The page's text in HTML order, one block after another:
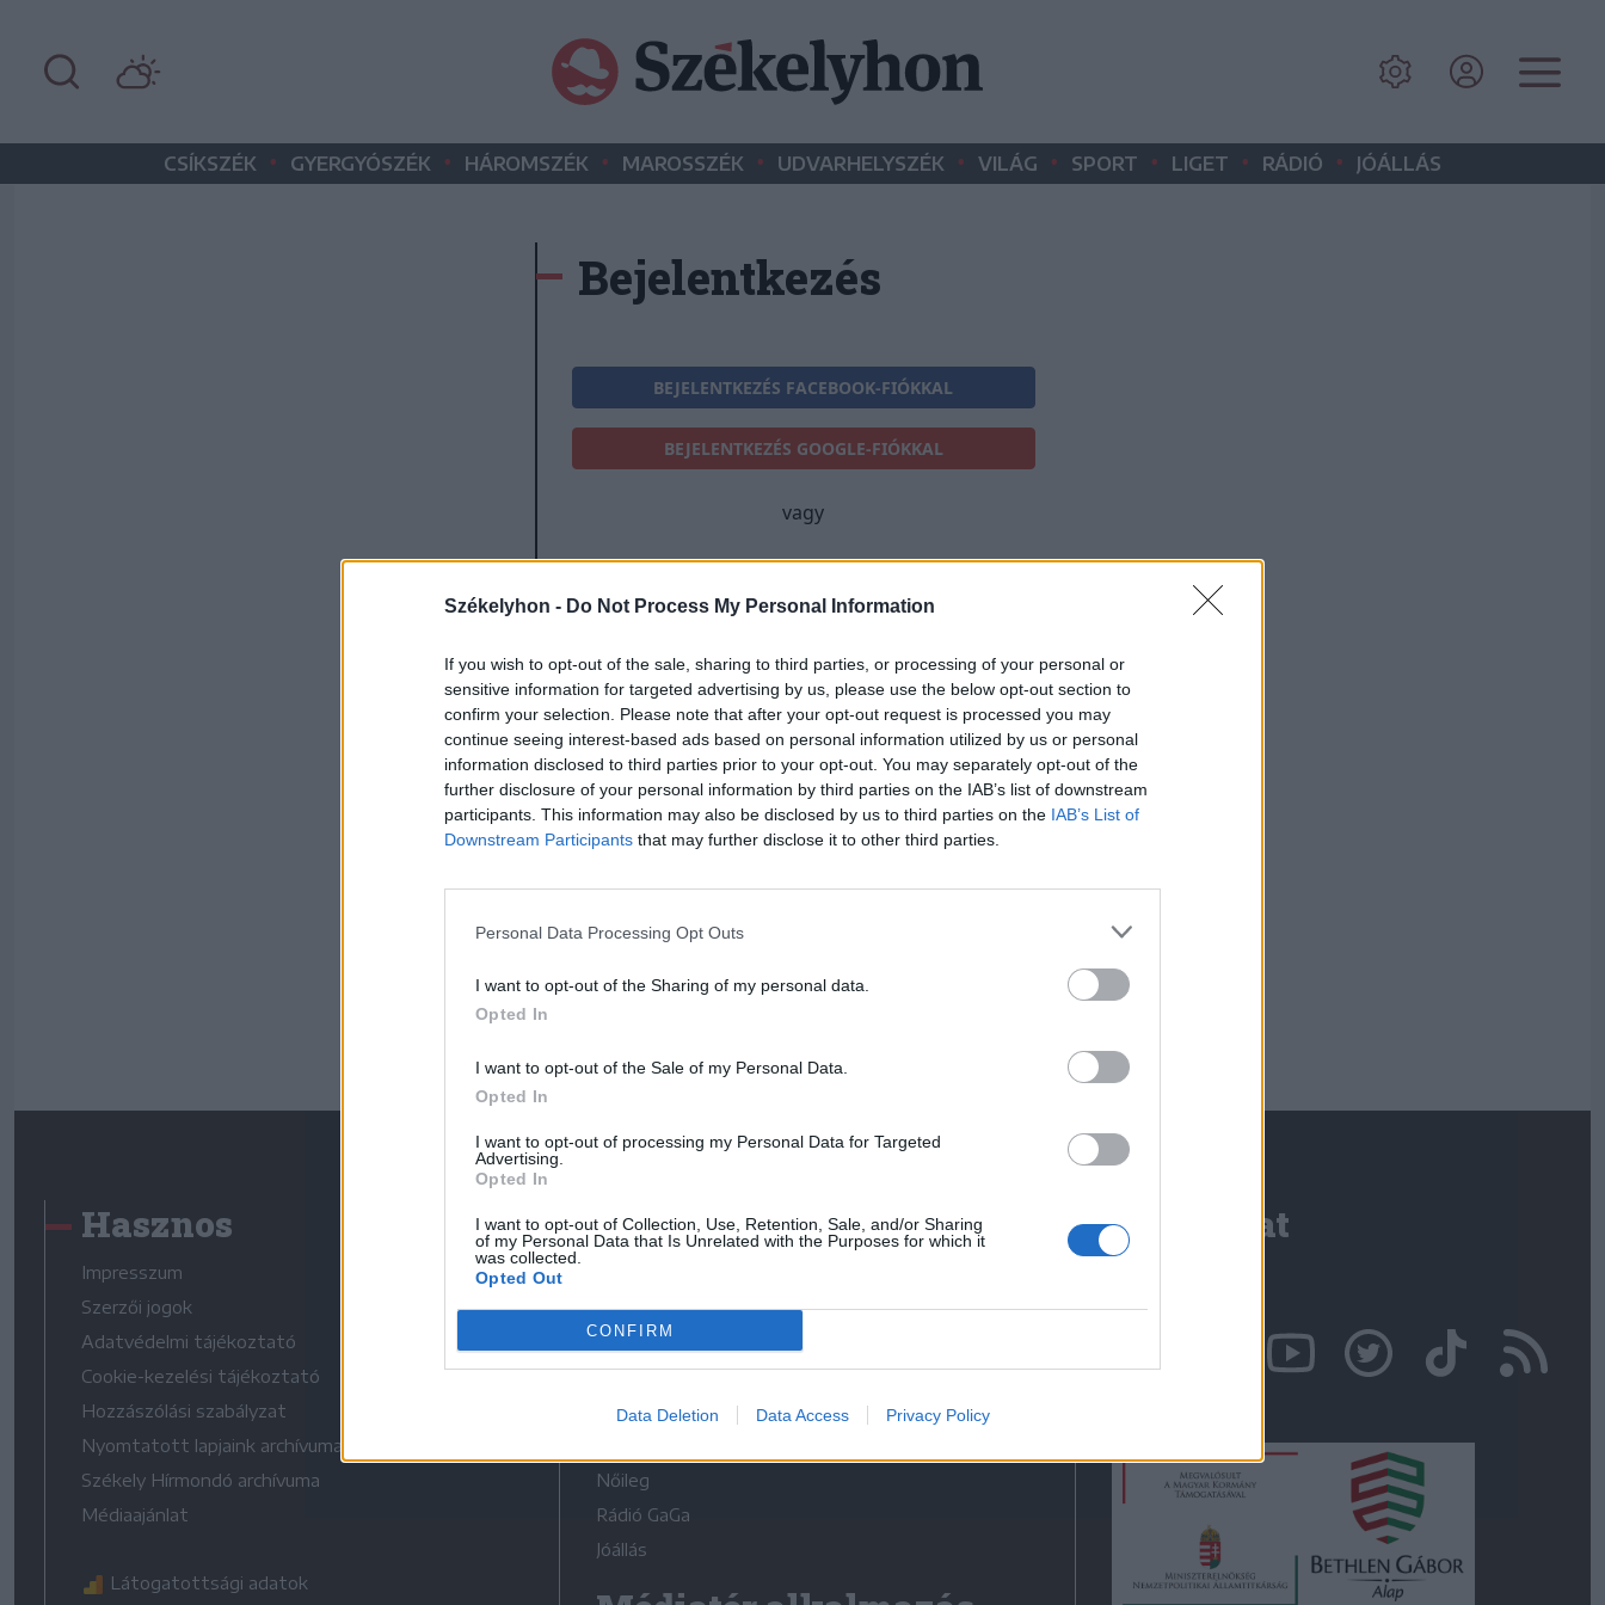
Székelyhon - Do Not Process My Personal Information
If you wish to opt-out of the sale, sharing to third parties, or processing of your personal or
sensitive information for targeted advertising by us, please use the below opt-out section to
confirm your selection. Please note that after your opt-out request is processed you may
continue seeing interest-based ads based on personal information utilized by us or personal
information disclosed to third parties prior to your opt-out. You may separately opt-out of the
further disclosure of your personal information by third parties on the IAB’s list of downstream
participants. This information may also be disclosed by us to third parties on the IAB’s List of
Downstream Participants that may further disclose it to other third parties.
Personal Data Processing Opt Outs
I want to opt-out of the Sharing of my personal data.
Opted In
I want to opt-out of the Sale of my Personal Data.
Opted In
I want to opt-out of processing my Personal Data for Targeted
Advertising.
Opted In
I want to opt-out of Collection, Use, Retention, Sale, and/or Sharing
of my Personal Data that Is Unrelated with the Purposes for which it
was collected.
Opted Out
CONFIRM
Data Deletion Data Access Privacy Policy
CSÍKSZÉK • GYERGYÓSZÉK • HÁROMSZÉK • MAROSSZÉK • UDVARHELYSZÉK • VILÁG • SPORT • LIGET • RÁDIÓ • JÓÁLLÁS
Bejelentkezés
BEJELENTKEZÉS FACEBOOK-FIÓKKAL
BEJELENTKEZÉS GOOGLE-FIÓKKAL
vagy
E-mail-cím
Jelszó
Elfelejtette a jelszavát?
BEJELENTKEZÉS
Hasznos
Impresszum
Szerzői jogok
Adatvédelmi tájékoztató
Cookie-kezelési tájékoztató
Hozzászólási szabályzat
Nyomtatott lapjaink archívuma
Székely Hírmondó archívuma
Médiaajánlat
Látogatottsági adatok
Médiatér
Liget
Krónika
Bihari Napló
Erdélyi Napló
Nőileg
Rádió GaGa
Jóállás
Kapcsolat